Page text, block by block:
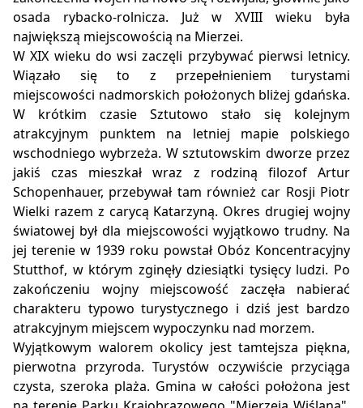
osada rybacko-rolnicza. Już w XVIII wieku była
największą miejscowością na Mierzei.
W XIX wieku do wsi zaczęli przybywać pierwsi letnicy.
Wiązało się to z przepełnieniem turystami
miejscowości nadmorskich położonych bliżej gdańska.
W krótkim czasie Sztutowo stało się kolejnym
atrakcyjnym punktem na letniej mapie polskiego
wschodniego wybrzeża. W sztutowskim dworze przez
jakiś czas mieszkał wraz z rodziną filozof Artur
Schopenhauer, przebywał tam również car Rosji Piotr
Wielki razem z carycą Katarzyną. Okres drugiej wojny
światowej był dla miejscowości wyjątkowo trudny. Na
jej terenie w 1939 roku powstał Obóz Koncentracyjny
Stutthof, w którym zginęły dziesiątki tysięcy ludzi. Po
zakończeniu wojny miejscowość zaczęła nabierać
charakteru typowo turystycznego i dziś jest bardzo
atrakcyjnym miejscem wypoczynku nad morzem.
Wyjątkowym walorem okolicy jest tamtejsza piękna,
pierwotna przyroda. Turystów oczywiście przyciąga
czysta, szeroka plaża. Gmina w całości położona jest